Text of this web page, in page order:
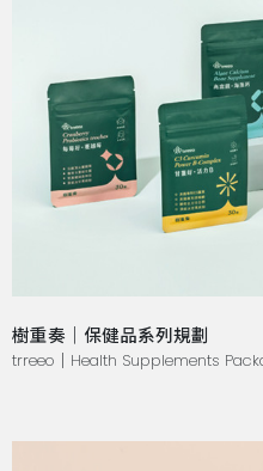
樹重奏｜保健品系列規劃
trreeo｜Health Supplements